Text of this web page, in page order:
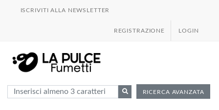
ISCRIVITI ALLA NEWSLETTER
REGISTRAZIONE LOGIN
RICERCA AVANZATA